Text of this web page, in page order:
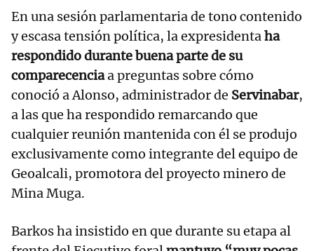
En una sesión parlamentaria de tono contenido
y escasa tensión política, la expresidentaha
respondido durante buena parte de su
comparecenciaa preguntas sobre cómo
conoció a Alonso, administrador de Servinabar,
a las que ha respondido remarcando que
cualquier reunión mantenida con él se produjo
exclusivamente como integrante del equipo de
Geoalcali, promotora del proyecto minero de
Mina Muga.
Barkos ha insistido en que durante su etapa al